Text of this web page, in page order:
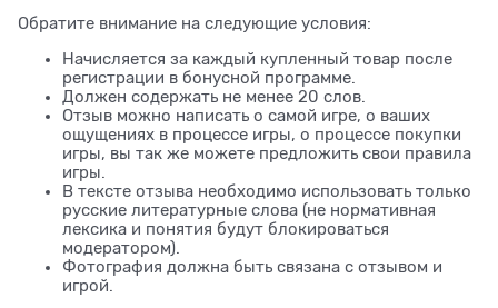
Обратите внимание на следующие условия:
Начисляется за каждый купленный товар после
регистрации в бонусной программе.
Должен содержать не менее 20 слов.
Отзыв можно написать о самой игре, о ваших
ощущениях в процессе игры, о процессе покупки
игры, вы так же можете предложить свои правила
игры.
В тексте отзыва необходимо использовать только
русские литературные слова (не нормативная
лексика и понятия будут блокироваться
модератором).
Фотография должна быть связана с отзывом и
игрой.